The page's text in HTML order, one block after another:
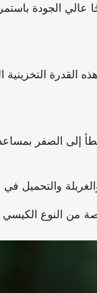
إلى الصفر
والتحميل
الكيسي